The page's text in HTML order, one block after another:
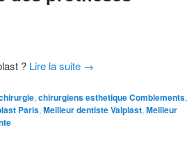
? Lire la suite →
, chirurgiens esthetique Comblements,
Paris, Meilleur dentiste Valplast, Meilleur